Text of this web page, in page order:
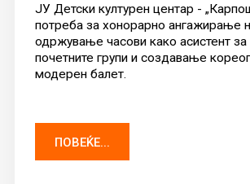
ЈУ Детски културен центар -
потреба за хонорарно ангажирање
одржување часови како асистент за
почетните групи и создавање
модерен балет.
ПОВЕЌЕ...